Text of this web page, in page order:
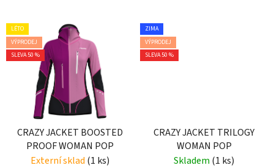
LÉTO
VÝPRODEJ
SLEVA 50 %
CRAZY JACKET BOOSTED
PROOF WOMAN POP
Externí sklad (1 ks)
ZIMA
VÝPRODEJ
SLEVA 50 %
CRAZY JACKET TRILOGY
WOMAN POP
Skladem (1 ks)